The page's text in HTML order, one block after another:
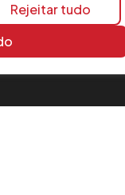
Rejeitar tudo